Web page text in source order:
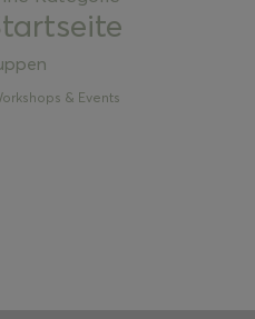
& Events